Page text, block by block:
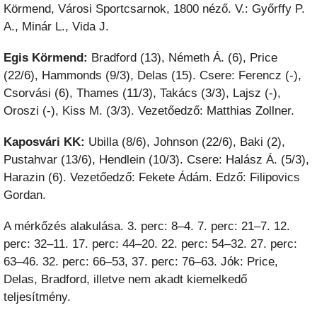
Körmend, Városi Sportcsarnok, 1800 néző. V.: Győrffy P.
A., Minár L., Vida J.
Egis Körmend: Bradford (13), Németh Á. (6), Price
(22/6), Hammonds (9/3), Delas (15). Csere: Ferencz (-),
Csorvási (6), Thames (11/3), Takács (3/3), Lajsz (-),
Oroszi (-), Kiss M. (3/3). Vezetőedző: Matthias Zollner.
Kaposvári KK: Ubilla (8/6), Johnson (22/6), Baki (2),
Pustahvar (13/6), Hendlein (10/3). Csere: Halász Á. (5/3),
Harazin (6). Vezetőedző: Fekete Ádám. Edző: Filipovics
Gordan.
A mérkőzés alakulása. 3. perc: 8–4. 7. perc: 21–7. 12.
perc: 32–11. 17. perc: 44–20. 22. perc: 54–32. 27. perc:
63–46. 32. perc: 66–53, 37. perc: 76–63. Jók: Price,
Delas, Bradford, illetve nem akadt kiemelkedő
teljesítmény.